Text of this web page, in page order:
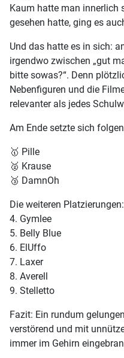
Kaum hatte man innerlich
gesehen hatte, ging es
Und das hatte es in sich:
irgendwo zwischen „gut
bitte sowas?“. Denn
Nebenfiguren und die
relevanter als jedes
Am Ende setzte sich
🥇 Pille
🥈 Krause
🥉 DamnOh
Die weiteren Platzierungen:
4.⁠ ⁠Gymlee
5.⁠ ⁠⁠Belly Blue
6.⁠ ⁠⁠ElUffo
7.⁠ ⁠⁠Laxer
8.⁠ ⁠⁠Averell
9.⁠ ⁠⁠Stelletto
Fazit: Ein rundum
verstörend und mit
immer im Gehirn